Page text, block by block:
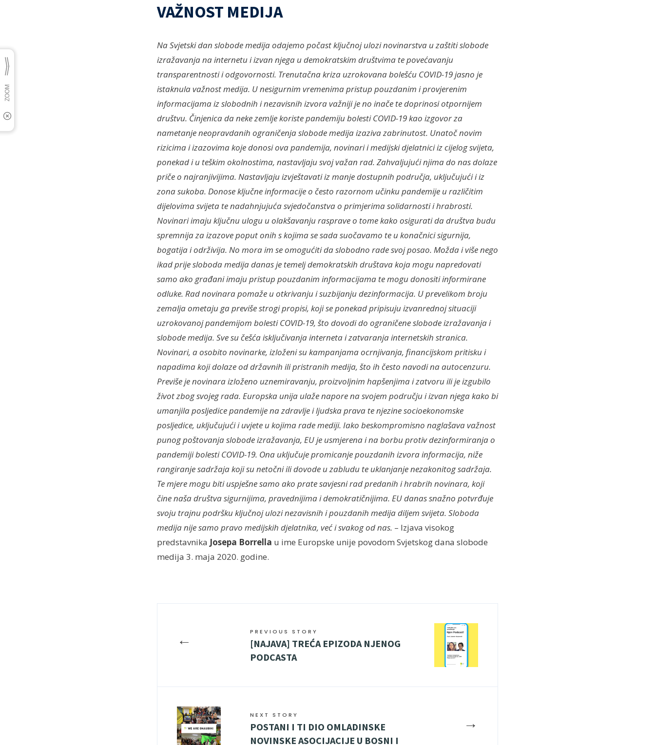
VAŽNOST MEDIJA
Na Svjetski dan slobode medija odajemo počast ključnoj ulozi novinarstva u zaštiti slobode
izražavanja na internetu i izvan njega u demokratskim društvima te povećavanju
transparentnosti i odgovornosti. Trenutačna kriza uzrokovana bolešću COVID-19 jasno je
istaknula važnost medija. U nesigurnim vremenima pristup pouzdanim i provjerenim
informacijama iz slobodnih i nezavisnih izvora važniji je no inače te doprinosi otpornijem
društvu. Činjenica da neke zemlje koriste pandemiju bolesti COVID-19 kao izgovor za
nametanje neopravdanih ograničenja slobode medija izaziva zabrinutost. Unatoč novim
rizicima i izazovima koje donosi ova pandemija, novinari i medijski djelatnici iz cijelog svijeta,
ponekad i u teškim okolnostima, nastavljaju svoj važan rad. Zahvaljujući njima do nas dolaze
priče o najranjivijima. Nastavljaju izvještavati iz manje dostupnih područja, uključujući i iz
zona sukoba. Donose ključne informacije o često razornom učinku pandemije u različitim
dijelovima svijeta te nadahnjujuća svjedočanstva o primjerima solidarnosti i hrabrosti.
Novinari imaju ključnu ulogu u olakšavanju rasprave o tome kako osigurati da društva budu
spremnija za izazove poput onih s kojima se sada suočavamo te u konačnici sigurnija,
bogatija i održivija. No mora im se omogućiti da slobodno rade svoj posao. Možda i više nego
ikad prije sloboda medija danas je temelj demokratskih društava koja mogu napredovati
samo ako građani imaju pristup pouzdanim informacijama te mogu donositi informirane
odluke. Rad novinara pomaže u otkrivanju i suzbijanju dezinformacija. U prevelikom broju
zemalja ometaju ga previše strogi propisi, koji se ponekad pripisuju izvanrednoj situaciji
uzrokovanoj pandemijom bolesti COVID-19, što dovodi do ograničene slobode izražavanja i
slobode medija. Sve su češća isključivanja interneta i zatvaranja internetskih stranica.
Novinari, a osobito novinarke, izloženi su kampanjama ocrnjivanja, financijskom pritisku i
napadima koji dolaze od državnih ili pristranih medija, što ih često navodi na autocenzuru.
Previše je novinara izloženo uznemiravanju, proizvoljnim hapšenjima i zatvoru ili je izgubilo
život zbog svojeg rada. Europska unija ulaže napore na svojem području i izvan njega kako bi
umanjila posljedice pandemije na zdravlje i ljudska prava te njezine socioekonomske
posljedice, uključujući i uvjete u kojima rade mediji. Iako beskompromisno naglašava važnost
punog poštovanja slobode izražavanja, EU je usmjerena i na borbu protiv dezinformiranja o
pandemiji bolesti COVID-19. Ona uključuje promicanje pouzdanih izvora informacija, niže
rangiranje sadržaja koji su netočni ili dovode u zabludu te uklanjanje nezakonitog sadržaja.
Te mjere mogu biti uspješne samo ako prate savjesni rad predanih i hrabrih novinara, koji
čine naša društva sigurnijima, pravednijima i demokratičnijima. EU danas snažno potvrđuje
svoju trajnu podršku ključnoj ulozi nezavisnih i pouzdanih medija diljem svijeta. Sloboda
medija nije samo pravo medijskih djelatnika, već i svakog od nas. – Izjava visokog
predstavnika Josepa Borrella u ime Europske unije povodom Svjetskog dana slobode
medija 3. maja 2020. godine.
← PREVIOUS STORY
[NAJAVA] TREĆA EPIZODA NJENOG
PODCASTA
→
NEXT STORY
POSTANI I TI DIO OMLADINSKE
NOVINSKE ASOCIJACIJE U BOSNI I